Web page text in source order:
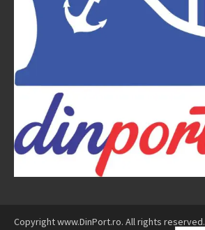
Copyright www.DinPort.ro. All rights reserved.